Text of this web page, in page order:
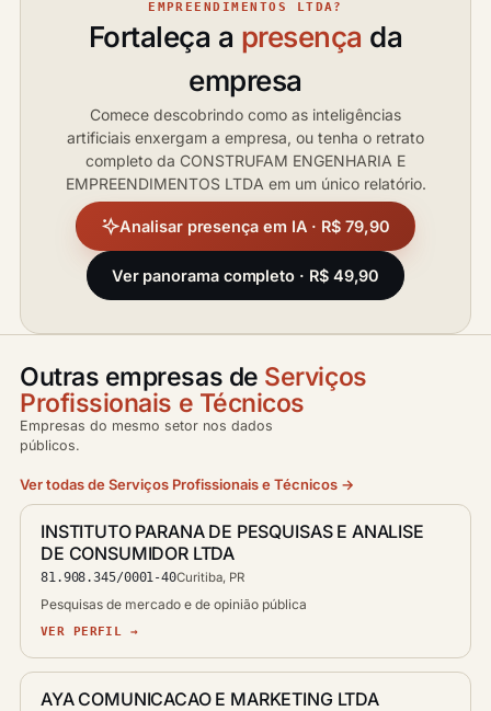
EMPREENDIMENTOS LTDA?
Fortaleça a presença da
empresa
Comece descobrindo como as inteligências
artificiais enxergam a empresa, ou tenha o retrato
completo da CONSTRUFAM ENGENHARIA E
EMPREENDIMENTOS LTDA em um único relatório.
Analisar presença em IA · R$ 79,90
Ver panorama completo · R$ 49,90
Outras empresas de Serviços
Profissionais e Técnicos
Empresas do mesmo setor nos dados
públicos.
Ver todas de Serviços Profissionais e Técnicos →
INSTITUTO PARANA DE PESQUISAS E ANALISE
DE CONSUMIDOR LTDA
81.908.345/0001-40Curitiba, PR
Pesquisas de mercado e de opinião pública
VER PERFIL →
AYA COMUNICACAO E MARKETING LTDA